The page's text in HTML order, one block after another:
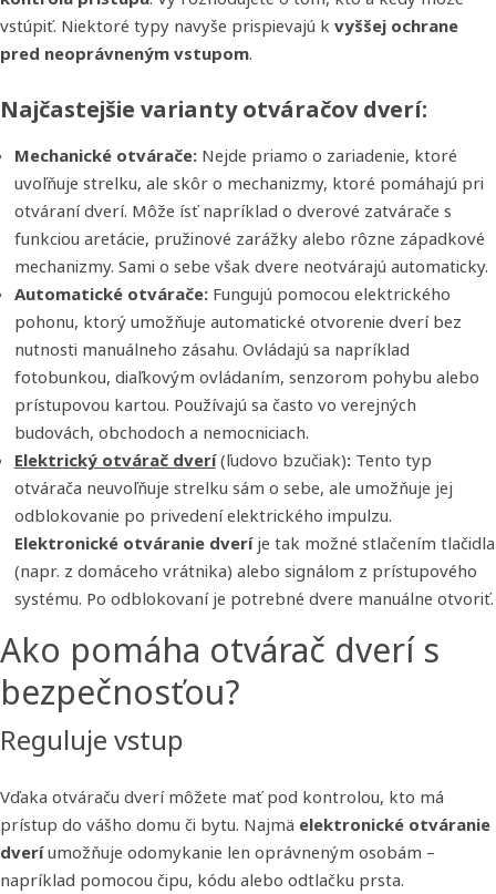
vstúpiť. Niektoré typy navyše prispievajú k vyššej ochrane
pred neoprávneným vstupom.
Najčastejšie varianty otváračov dverí:
Mechanické otvárače: Nejde priamo o zariadenie, ktoré
uvoľňuje strelku, ale skôr o mechanizmy, ktoré pomáhajú pri
otváraní dverí. Môže ísť napríklad o dverové zatvárače s
funkciou aretácie, pružinové zarážky alebo rôzne západkové
mechanizmy. Sami o sebe však dvere neotvárajú automaticky.
Automatické otvárače: Fungujú pomocou elektrického
pohonu, ktorý umožňuje automatické otvorenie dverí bez
nutnosti manuálneho zásahu. Ovládajú sa napríklad
fotobunkou, diaľkovým ovládaním, senzorom pohybu alebo
prístupovou kartou. Používajú sa často vo verejných
budovách, obchodoch a nemocniciach.
Elektrický otvárač dverí (ľudovo bzučiak): Tento typ
otvárača neuvoľňuje strelku sám o sebe, ale umožňuje jej
odblokovanie po privedení elektrického impulzu.
Elektronické otváranie dveríje tak možné stlačením tlačidla
(napr. z domáceho vrátnika) alebo signálom z prístupového
systému. Po odblokovaní je potrebné dvere manuálne otvoriť.
Ako pomáha otvárač dverí s
bezpečnosťou?
Reguluje vstup
Vďaka otváraču dverí môžete mať pod kontrolou, kto má
prístup do vášho domu či bytu. Najmä elektronické otváranie
dveríumožňuje odomykanie len oprávneným osobám –
napríklad pomocou čipu, kódu alebo odtlačku prsta.